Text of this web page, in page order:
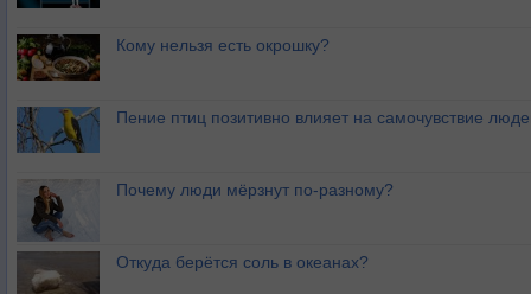
Кому нельзя есть окрошку?
Пение птиц позитивно влияет на самочувствие
Почему люди мёрзнут по-разному?
Откуда берётся соль в океанах?